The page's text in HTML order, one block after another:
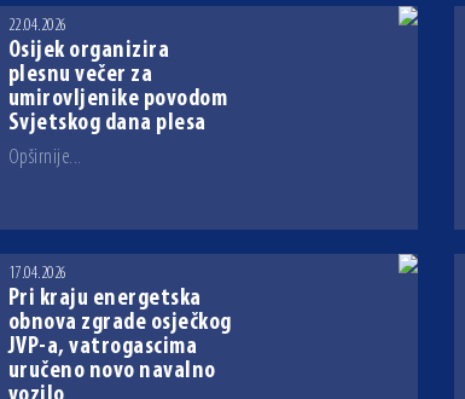
22.04.2026
Osijek organizira
plesnu večer za
umirovljenike povodom
Svjetskog dana plesa
Opširnije...
17.04.2026
Pri kraju energetska
obnova zgrade osječkog
JVP-a, vatrogascima
uručeno novo navalno